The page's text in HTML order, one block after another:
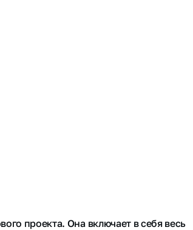
проекта. Она включает в себя весь